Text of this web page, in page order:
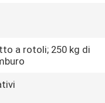
a rotoli; 250 kg di